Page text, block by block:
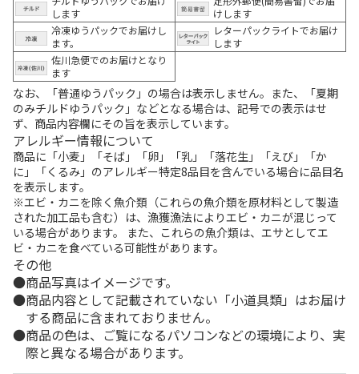
します
けします
冷凍ゆうパックでお届けし
ます。
レターパックライトでお届け
します
佐川急便でのお届けとなり
ます
なお、「普通ゆうパック」の場合は表示しません。また、「夏期
のみチルドゆうパック」などとなる場合は、記号での表示はせ
ず、商品内容欄にその旨を表示しています。
アレルギー情報について
商品に「小麦」「そば」「卵」「乳」「落花生」「えび」「か
に」「くるみ」のアレルギー特定8品目を含んでいる場合に品目名
を表示します。
※エビ・カニを除く魚介類（これらの魚介類を原材料として製造
された加工品も含む）は、漁獲漁法によりエビ・カニが混じって
いる場合があります。 また、これらの魚介類は、エサとしてエ
ビ・カニを食べている可能性があります。
その他
商品写真はイメージです。
商品内容として記載されていない「小道具類」はお届け
する商品に含まれておりません。
商品の色は、ご覧になるパソコンなどの環境により、実
際と異なる場合があります。